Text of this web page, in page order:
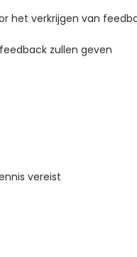
het verkrijgen van
zullen geven
vereist